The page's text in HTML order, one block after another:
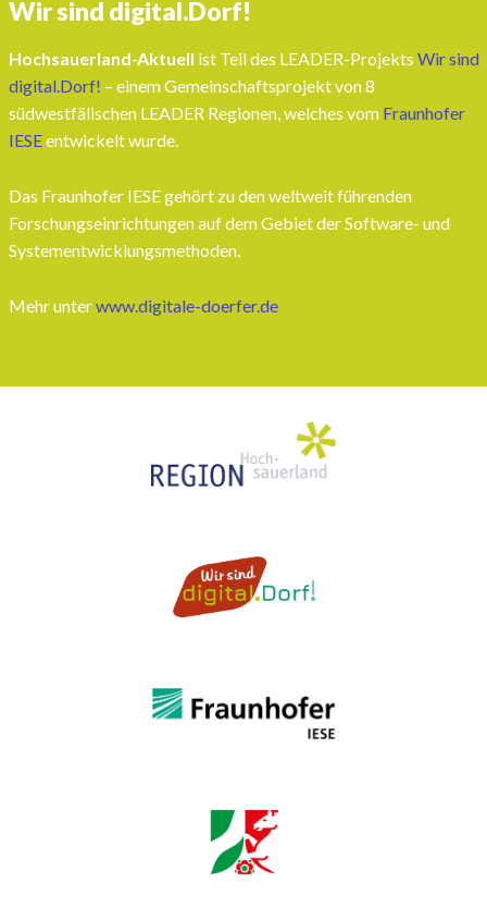
Wir sind digital.Dorf!
Hochsauerland-Aktuell ist Teil des LEADER-Projekts Wir sind
digital.Dorf! – einem Gemeinschaftsprojekt von 8
südwestfälischen LEADER Regionen, welches vom Fraunhofer
IESEentwickelt wurde.
Das Fraunhofer IESE gehört zu den weltweit führenden
Forschungseinrichtungen auf dem Gebiet der Software- und
Systementwicklungsmethoden.
Mehr unterwww.digitale-doerfer.de